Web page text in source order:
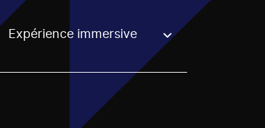
Expérience immersive